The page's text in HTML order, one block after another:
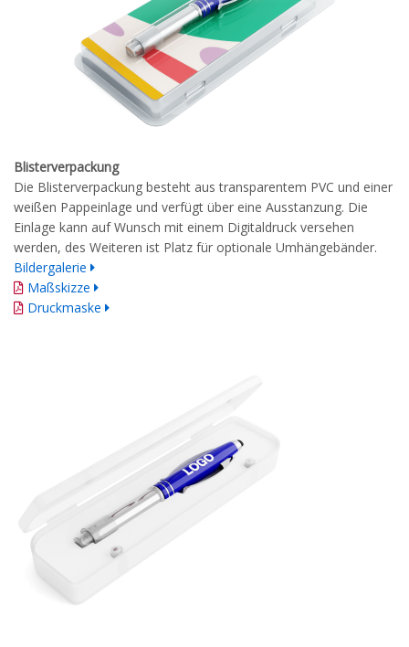
Blisterverpackung
Die Blisterverpackung besteht aus transparentem PVC und einer
weißen Pappeinlage und verfügt über eine Ausstanzung. Die
Einlage kann auf Wunsch mit einem Digitaldruck versehen
werden, des Weiteren ist Platz für optionale Umhängebänder.
Bildergalerie
Maßskizze
Druckmaske